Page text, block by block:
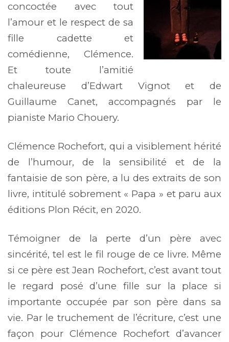
concoctée avec tout
l’amour et le respect de sa
fille cadette et
comédienne, Clémence.
Et toute l’amitié
chaleureuse d’Edwart Vignot et de
Guillaume Canet, accompagnés par le
pianiste Mario Chouery.
Clémence Rochefort, qui a visiblement hérité
de l’humour, de la sensibilité et de la
fantaisie de son père, a lu des extraits de son
livre, intitulé sobrement « Papa » et paru aux
éditions Plon Récit, en 2020.
Témoigner de la perte d’un père avec
sincérité, tel est le fil rouge de ce livre. Même
si ce père est Jean Rochefort, c’est avant tout
le regard posé d’une fille sur la place si
importante occupée par son père dans sa
vie. Par le truchement de l’écriture, c’est une
façon pour Clémence Rochefort d’avancer